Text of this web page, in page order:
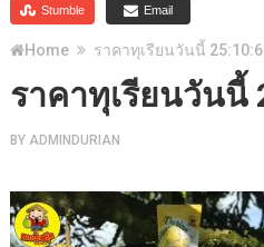
Stumble Email
Home ราคาทุเรียนวันนี้
ราคาทุเรียนวันนี้
BY ADMINDURIAN